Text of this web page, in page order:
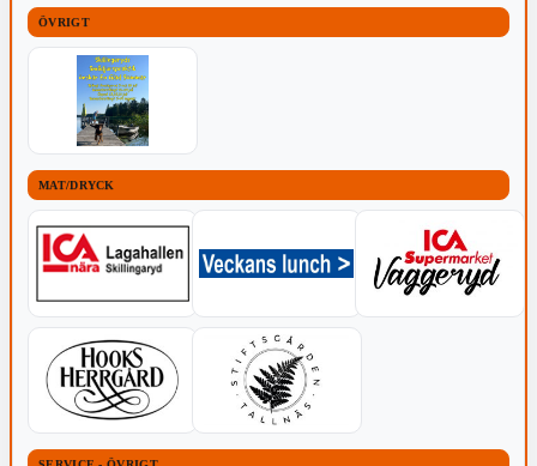
ÖVRIGT
MAT/DRYCK